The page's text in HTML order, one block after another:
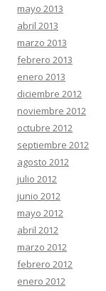
mayo 2013
abril 2013
marzo 2013
febrero 2013
enero 2013
diciembre 2012
noviembre 2012
octubre 2012
septiembre 2012
agosto 2012
julio 2012
junio 2012
mayo 2012
abril 2012
marzo 2012
febrero 2012
enero 2012